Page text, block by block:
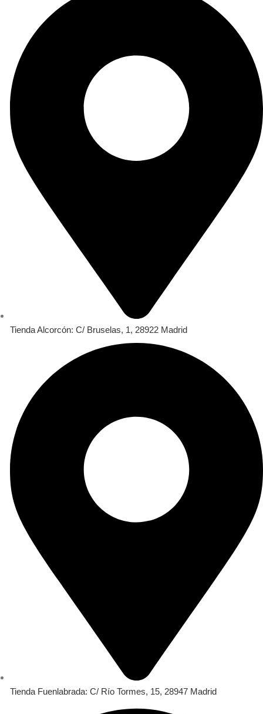
Tienda Alcorcón: C/ Bruselas, 1, 28922 Madrid
Tienda Fuenlabrada: C/ Río Tormes, 15, 28947 Madrid